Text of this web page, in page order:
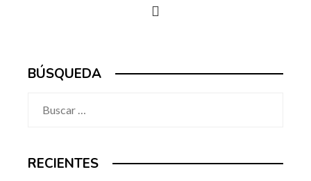
BÚSQUEDA
RECIENTES